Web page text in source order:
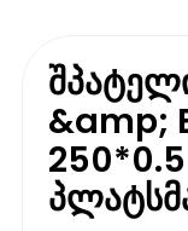
&amp;
250*0.5